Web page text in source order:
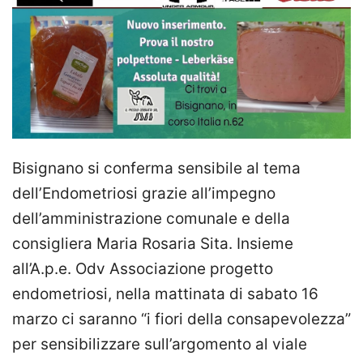
Bisignano si conferma sensibile al tema
dell’Endometriosi grazie all’impegno
dell’amministrazione comunale e della
consigliera Maria Rosaria Sita. Insieme
all’A.p.e. Odv Associazione progetto
endometriosi, nella mattinata di sabato 16
marzo ci saranno “i fiori della consapevolezza”
per sensibilizzare sull’argomento al viale